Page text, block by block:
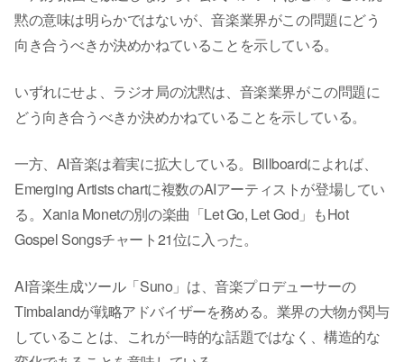
黙の意味は明らかではないが、音楽業界がこの問題にどう
向き合うべきか決めかねていることを示している。
いずれにせよ、ラジオ局の沈黙は、音楽業界がこの問題に
どう向き合うべきか決めかねていることを示している。
一方、AI音楽は着実に拡大している。Billboardによれば、
Emerging Artists chartに複数のAIアーティストが登場してい
る。Xania Monetの別の楽曲「Let Go, Let God」もHot
Gospel Songsチャート21位に入った。
AI音楽生成ツール「Suno」は、音楽プロデューサーの
Timbalandが戦略アドバイザーを務める。業界の大物が関与
していることは、これが一時的な話題ではなく、構造的な